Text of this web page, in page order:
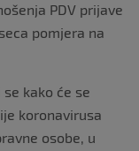
PDV prijave
pomjera na
kako će se
koronavirusa
osobe, u